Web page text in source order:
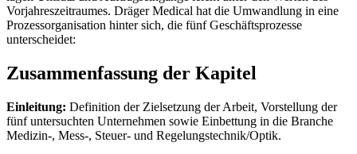
Vorjahreszeitraumes. Dräger Medical hat die Umwandlung in eine
Prozessorganisation hinter sich, die fünf Geschäftsprozesse
unterscheidet:
Zusammenfassung der Kapitel
Einleitung: Definition der Zielsetzung der Arbeit, Vorstellung der
fünf untersuchten Unternehmen sowie Einbettung in die Branche
Medizin-, Mess-, Steuer- und Regelungstechnik/Optik.